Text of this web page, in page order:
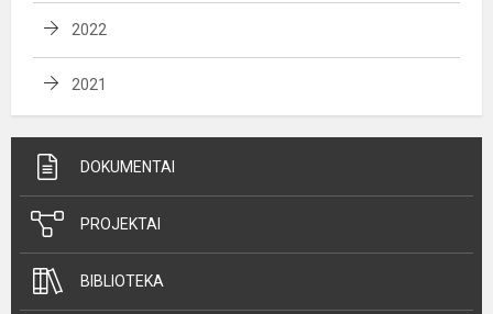
2022
2021
DOKUMENTAI
PROJEKTAI
BIBLIOTEKA